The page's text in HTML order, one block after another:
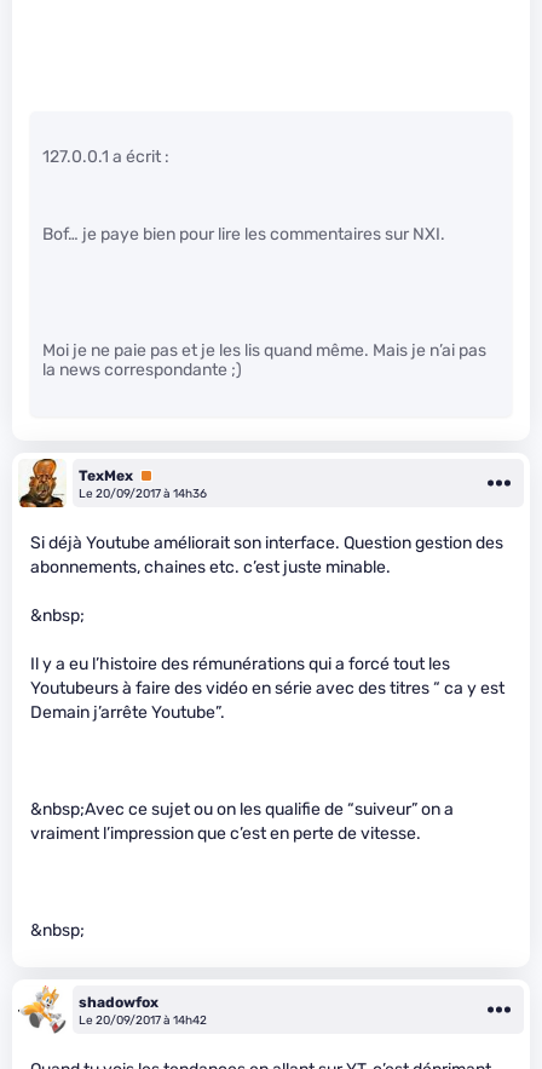
127.0.0.1 a écrit :
Bof… je paye bien pour lire les commentaires sur NXI.
Moi je ne paie pas et je les lis quand même. Mais je n’ai pas
la news correspondante ;)
TexMex Premium
Le 20/09/2017 à 14h36
Si déjà Youtube améliorait son interface. Question gestion des
abonnements, chaines etc. c’est juste minable.
&nbsp;
Il y a eu l’histoire des rémunérations qui a forcé tout les
Youtubeurs à faire des vidéo en série avec des titres “ ca y est
Demain j’arrête Youtube”.
&nbsp;Avec ce sujet ou on les qualifie de “suiveur” on a
vraiment l’impression que c’est en perte de vitesse.
&nbsp;
shadowfox
Le 20/09/2017 à 14h42